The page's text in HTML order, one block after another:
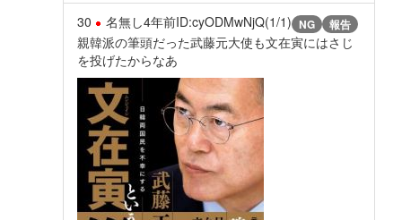
30 名無し4年前ID:cyODMwNjQ(1/1) NG 報告
親韓派の筆頭だった武藤元大使も文在寅にはさじ
を投げたからなあ